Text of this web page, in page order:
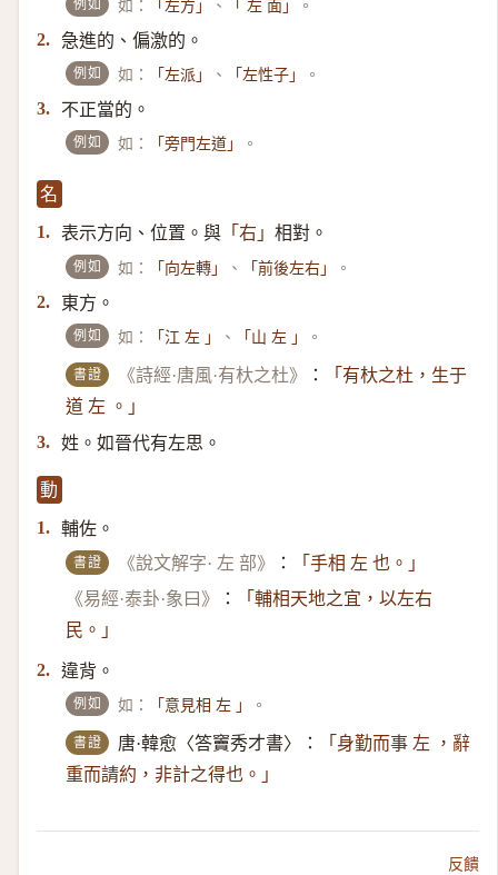
例如 如： 「左方」 、 「 左 面」 。
2. 急進的、偏激的。
例如 如： 「左派」 、 「左性子」 。
3. 不正當的。
例如 如： 「旁門左道」 。
名
1. 表示方向、位置。與 「右」 相對。
例如 如： 「向左轉」 、 「前後左右」 。
2. 東方。
例如 如： 「江 左 」 、 「山 左 」 。
書證 《詩經·唐風·有杕之杜》 ：
「有杕之杜，生于
道 左 。」
3. 姓。如晉代有左思。
動
1. 輔佐。
書證 《說文解字· 左 部》 ：
「手相 左 也。」
《易經·泰卦·象曰》
：
「輔相天地之宜，以左右
民。」
2. 違背。
例如 如： 「意見相 左 」 。
書證 唐·韓愈〈答竇秀才書〉：
「身勤而事 左 ，辭
重而請約，非計之得也。」
反饋